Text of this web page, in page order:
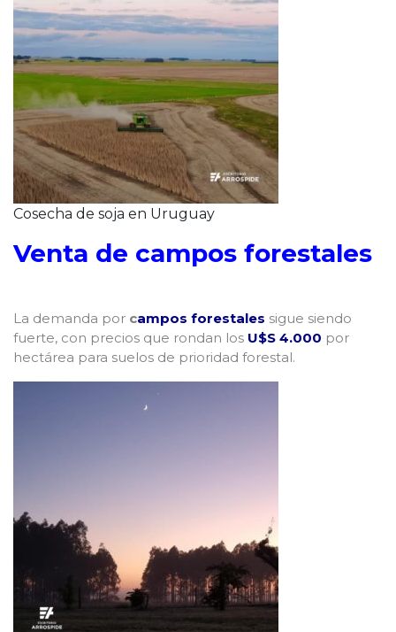
Cosecha de soja en Uruguay
Venta de campos forestales
La demanda por campos forestales sigue siendo
fuerte, con precios que rondan los U$S 4.000 por
hectárea para suelos de prioridad forestal.